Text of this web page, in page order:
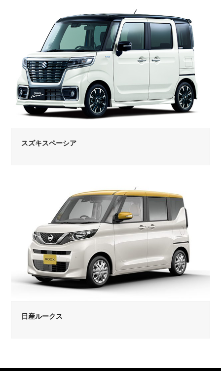
スズキスペーシア
日産ルークス